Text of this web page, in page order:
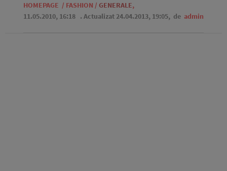
HOMEPAGE / FASHION / GENERALE,
11.05.2010, 16:18 . Actualizat 24.04.2013, 19:05, de admin